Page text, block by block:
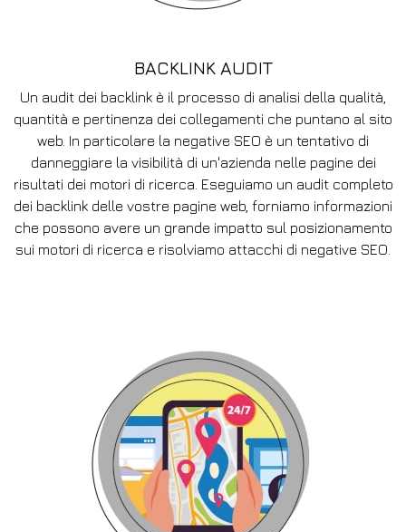
BACKLINK AUDIT
Un audit dei backlink è il processo di analisi della qualità,
quantità e pertinenza dei collegamenti che puntano al sito
web. In particolare la negative SEO è un tentativo di
danneggiare la visibilità di un'azienda nelle pagine dei
risultati dei motori di ricerca. Eseguiamo un audit completo
dei backlink delle vostre pagine web, forniamo informazioni
che possono avere un grande impatto sul posizionamento
sui motori di ricerca e risolviamo attacchi di negative SEO.